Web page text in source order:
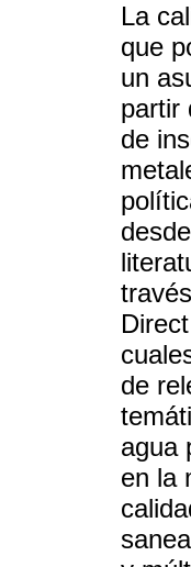
La
que
un
partir
de
de
agua
en la